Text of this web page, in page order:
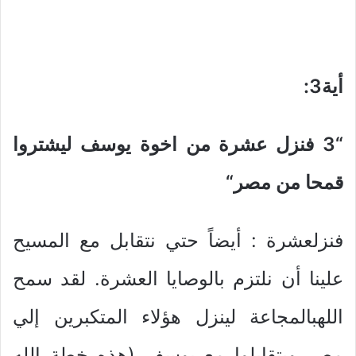
أية3 :
“3
فنزل عشرة من اخوة يوسف ليشتروا
قمحا من مصر “
فنزلعشرة : أيضاً حتي نتقابل مع المسيح
علينا أن نلتزم بالوصايا العشرة. لقد سمح
اللهبالمجاعة لينزل هؤلاء المتكبرين إلي